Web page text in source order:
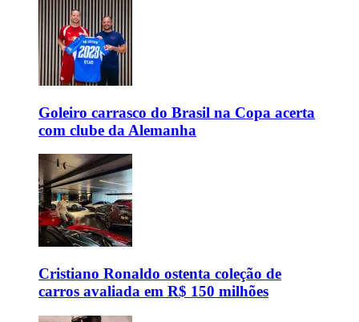
Goleiro carrasco do Brasil na Copa acerta
com clube da Alemanha
Cristiano Ronaldo ostenta coleção de
carros avaliada em R$ 150 milhões